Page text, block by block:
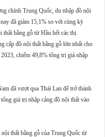
chính Trung Quốc, du nhập đồ nội
đã giảm 15,1% so với cùng kỳ
thất bằng gỗ từ Hầu hết các thị
cấp đồ nội thất bằng gỗ lớn nhất cho
chiếm 49,8% tổng trị giá nhập
đã vượt qua Thái Lan để trở thành
giá trị nhập cảng đồ nội thất vào
thất bằng gỗ của Trung Quốc từ